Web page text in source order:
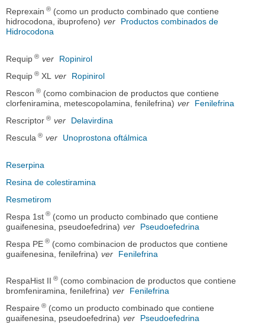
Reprexain ® (como un producto combinado que contiene
hidrocodona, ibuprofeno) ver
Productos combinados de
Hidrocodona
Requip ® ver
Ropinirol
Requip ® XL ver
Ropinirol
Rescon ® (como combinacion de productos que contiene
clorfeniramina, metescopolamina, fenilefrina) ver
Fenilefrina
Rescriptor ® ver
Delavirdina
Rescula ® ver Unoprostona oftálmica
Reserpina
Resina de colestiramina
Resmetirom
Respa 1st ® (como un producto combinado que contiene
guaifenesina, pseudoefedrina) ver
Pseudoefedrina
Respa PE ® (como combinacion de productos que contiene
guaifenesina, fenilefrina) ver Fenilefrina
RespaHist II ® (como combinacion de productos que contiene
bromfeniramina, fenilefrina) ver
Fenilefrina
Respaire ® (como un producto combinado que contiene
guaifenesina, pseudoefedrina) ver
Pseudoefedrina